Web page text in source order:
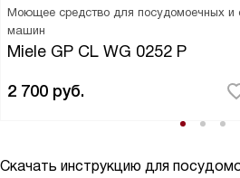
Моющее средство для посудомоечных и
машин
Miele GP CL WG 0252 P
2 700 руб.
Скачать инструкцию для